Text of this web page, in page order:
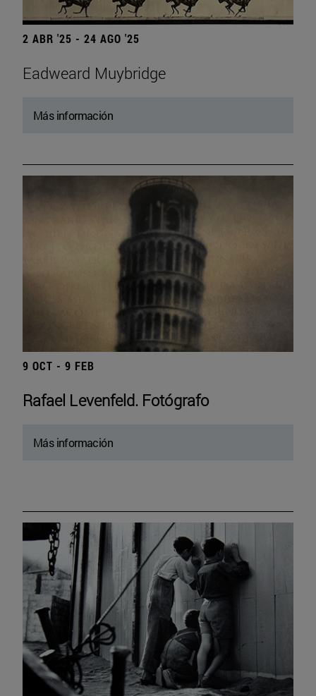
2 ABR '25 - 24 AGO '25
Eadweard Muybridge
Más información
9 OCT - 9 FEB
Rafael Levenfeld. Fotógrafo
Más información